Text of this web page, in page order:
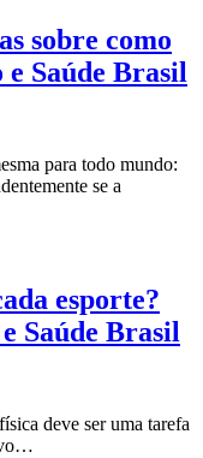
sobre como
Saúde Brasil
para todo mundo:
se a
esporte?
Saúde Brasil
deve ser uma tarefa